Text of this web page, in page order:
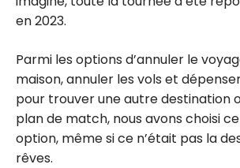
en 2023.
Parmi les options d’annuler le
maison, annuler les vols et
pour trouver une autre destination
plan de match, nous avons choisi
option, même si ce n’était pas la
rêves.